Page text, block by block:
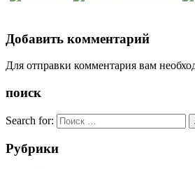
Добавить комментарий
Для отправки комментария вам
поиск
Search for:
Рубрики